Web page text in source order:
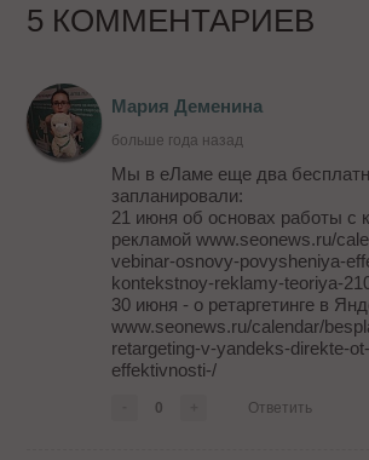
5 КОММЕНТАРИЕВ
Мария Деменина
больше года назад
Мы в еЛаме еще два
запланировали:
21 июня об основах работы с
рекламой www.seonews.ru/
vebinar-osnovy-povysheniya-
kontekstnoy-reklamy-teoriya-
30 июня - о ретаргетинге в
www.seonews.ru/calendar/
retargeting-v-yandeks-direkte-
effektivnosti-/
0 Ответить